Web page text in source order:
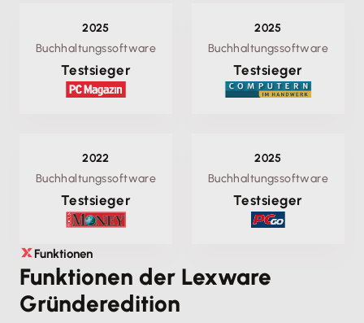
2025
Buchhaltungssoftware
Testsieger
2025
Buchhaltungssoftware
Testsieger
2022
Buchhaltungssoftware
Testsieger
2025
Buchhaltungssoftware
Testsieger
Funktionen
Funktionen der Lexware
Gründeredition